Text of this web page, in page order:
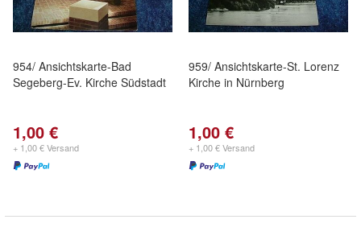
954/ Ansichtskarte-Bad
Segeberg-Ev. Kirche Südstadt
1,00 €
+ 1,00 € Versand
959/ Ansichtskarte-St. Lorenz
Kirche in Nürnberg
1,00 €
+ 1,00 € Versand